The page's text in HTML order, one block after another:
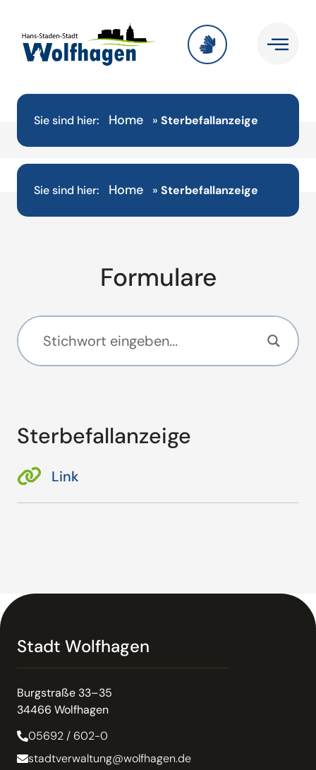
Sie sind hier: Home » Sterbefallanzeige
Sie sind hier: Home » Sterbefallanzeige
Formulare
Sterbefallanzeige
Link
Stadt Wolfhagen
Burgstraße 33–35
34466 Wolfhagen
05692 / 602-0
stadtverwaltung@wolfhagen.de